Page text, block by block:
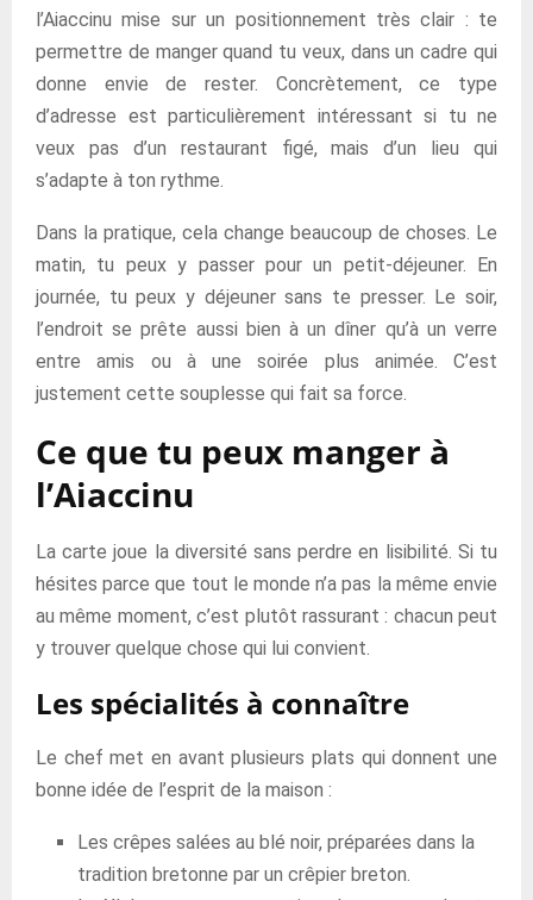
l’Aiaccinu mise sur un positionnement très clair : te
permettre de manger quand tu veux, dans un cadre qui
donne envie de rester. Concrètement, ce type
d’adresse est particulièrement intéressant si tu ne
veux pas d’un restaurant figé, mais d’un lieu qui
s’adapte à ton rythme.
Dans la pratique, cela change beaucoup de choses. Le
matin, tu peux y passer pour un petit-déjeuner. En
journée, tu peux y déjeuner sans te presser. Le soir,
l’endroit se prête aussi bien à un dîner qu’à un verre
entre amis ou à une soirée plus animée. C’est
justement cette souplesse qui fait sa force.
Ce que tu peux manger à
l’Aiaccinu
La carte joue la diversité sans perdre en lisibilité. Si tu
hésites parce que tout le monde n’a pas la même envie
au même moment, c’est plutôt rassurant : chacun peut
y trouver quelque chose qui lui convient.
Les spécialités à connaître
Le chef met en avant plusieurs plats qui donnent une
bonne idée de l’esprit de la maison :
Les crêpes salées au blé noir, préparées dans la
tradition bretonne par un crêpier breton.